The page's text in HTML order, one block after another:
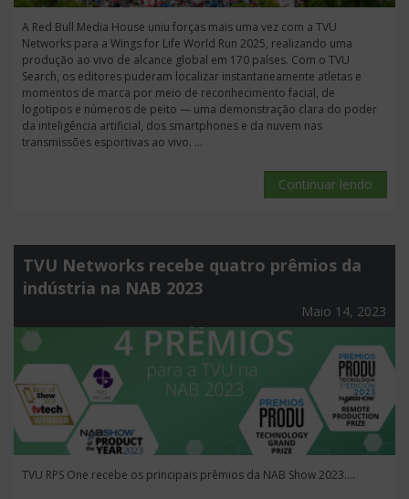
A Red Bull Media House uniu forças mais uma vez com a TVU
Networks para a Wings for Life World Run 2025, realizando uma
produção ao vivo de alcance global em 170 países. Com o TVU
Search, os editores puderam localizar instantaneamente atletas e
momentos de marca por meio de reconhecimento facial, de
logotipos e números de peito — uma demonstração clara do poder
da inteligência artificial, dos smartphones e da nuvem nas
transmissões esportivas ao vivo. ...
Continuar lendo
TVU Networks recebe quatro prêmios da
indústria na NAB 2023
Maio 14, 2023
TVU RPS One recebe os principais prêmios da NAB Show 2023....